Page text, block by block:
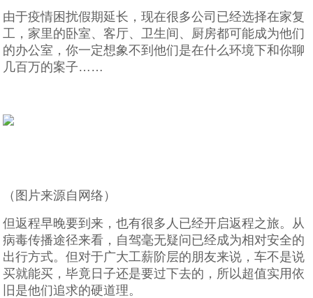
由于疫情困扰假期延长，现在很多公司已经选择在家复
工，家里的卧室、客厅、卫生间、厨房都可能成为他们
的办公室，你一定想象不到他们是在什么环境下和你聊
几百万的案子……
（图片来源自网络）
但返程早晚要到来，也有很多人已经开启返程之旅。从
病毒传播途径来看，自驾毫无疑问已经成为相对安全的
出行方式。但对于广大工薪阶层的朋友来说，车不是说
买就能买，毕竟日子还是要过下去的，所以超值实用依
旧是他们追求的硬道理。